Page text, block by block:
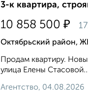
3-к квартира,
10 858 500 ₽
Октябрьский район,
Продам квартиру.
улица Елены
Агентство, 04.08.2026